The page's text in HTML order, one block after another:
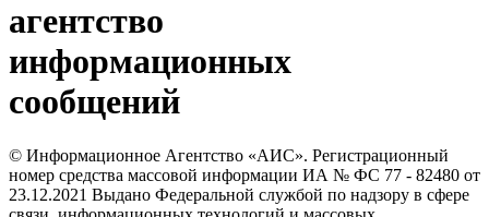
агентство
информационных
сообщений
© Информационное Агентство «АИС». Регистрационный
номер средства массовой информации ИА № ФС 77 - 82480 от
23.12.2021 Выдано Федеральной службой по надзору в сфере